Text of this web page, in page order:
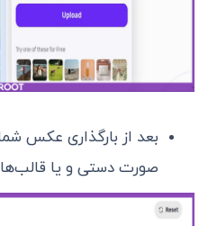
بعد از بارگذاری عکس
صورت دستی و یا